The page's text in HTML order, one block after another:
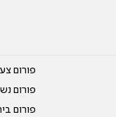
פורום
פורום
פורום